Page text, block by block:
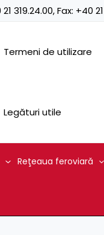
319.24.00, Fax: +40
Termeni de utilizare
Legături utile
Reţeaua feroviară